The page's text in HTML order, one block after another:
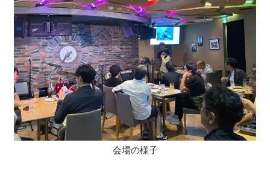
会場の様子